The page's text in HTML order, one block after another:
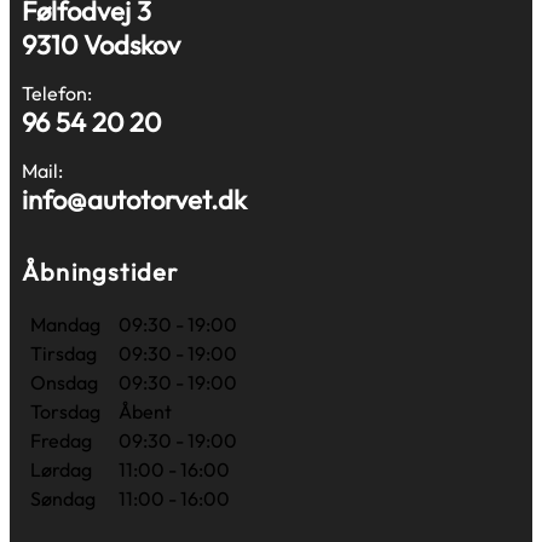
Følfodvej 3
9310 Vodskov
Telefon:
96 54 20 20
Mail:
info@autotorvet.dk
Åbningstider
Mandag
09:30 - 19:00
Tirsdag
09:30 - 19:00
Onsdag
09:30 - 19:00
Torsdag
Åbent
Fredag
09:30 - 19:00
Lørdag
11:00 - 16:00
Søndag
11:00 - 16:00